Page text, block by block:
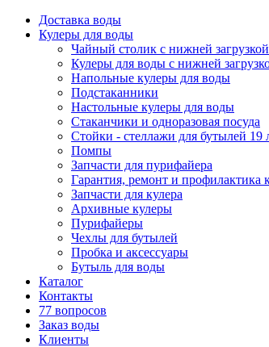
Доставка воды
Кулеры для воды
Чайный столик с нижней
Кулеры для воды с нижней
Напольные кулеры для воды
Подстаканники
Настольные кулеры для воды
Стаканчики и одноразовая посуда
Стойки - стеллажи для бутылей 19
Помпы
Запчасти для пурифайера
Гарантия, ремонт и профилактика
Запчасти для кулера
Архивные кулеры
Пурифайеры
Чехлы для бутылей
Пробка и аксессуары
Бутыль для воды
Каталог
Контакты
77 вопросов
Заказ воды
Клиенты